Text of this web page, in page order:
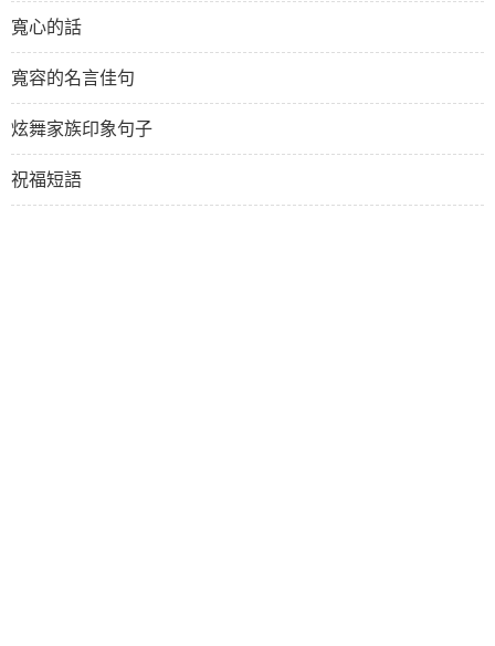
寬心的話
寬容的名言佳句
炫舞家族印象句子
祝福短語